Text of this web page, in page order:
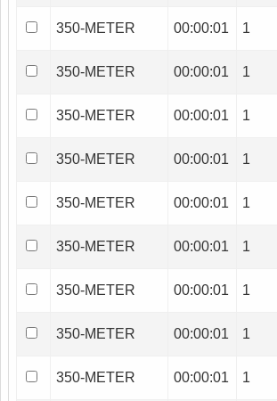
350-METER 00:00:01 1
350-METER 00:00:01 1
350-METER 00:00:01 1
350-METER 00:00:01 1
350-METER 00:00:01 1
350-METER 00:00:01 1
350-METER 00:00:01 1
350-METER 00:00:01 1
350-METER 00:00:01 1